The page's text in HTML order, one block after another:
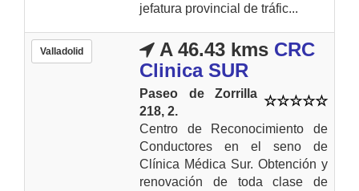
jefatura provincial de tráfic...
Valladolid A 46.43 kms CRC
Clinica SUR
Paseo de Zorrilla
218, 2.
Centro de Reconocimiento de
Conductores en el seno de
Clínica Médica Sur. Obtención y
renovación de toda clase de